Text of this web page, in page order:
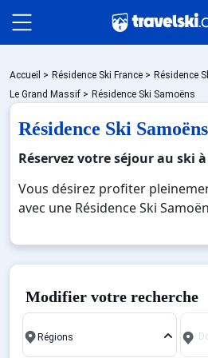
Packages
🚆Train de nuit
Stations
Hébergements
Bons plans
Accueil > Résidence Ski France > Résidence
Le Grand Massif > Résidence Ski Samoëns
Résidence Ski Samoëns
Réservez votre séjour au ski
Vous désirez profiter
avec une Résidence Ski
offres de Résidence Ski
limite à noel, jour de l'an,
imaginez… Profitez de votre
mêler les plaisirs de la glisse
paysages montagnards. Pour
Modifier votre recherche